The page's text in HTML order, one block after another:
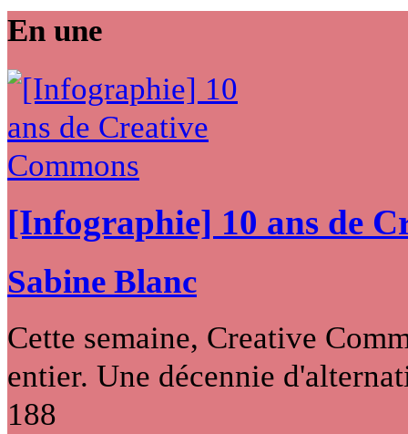
En une
[Infographie] 10 ans de
Sabine Blanc
Cette semaine, Creative
entier. Une décennie
188